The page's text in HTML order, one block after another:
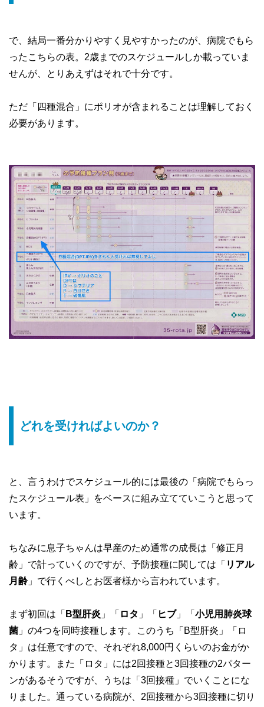
で、結局一番分かりやすく見やすかったのが、病院でもら
ったこちらの表。2歳までのスケジュールしか載っていま
せんが、とりあえずはそれで十分です。
ただ「四種混合」にポリオが含まれることは理解しておく
必要があります。
どれを受ければよいのか？
と、言うわけでスケジュール的には最後の「病院でもらっ
たスケジュール表」をベースに組み立てていこうと思って
います。
ちなみに息子ちゃんは早産のため通常の成長は「修正月
齢」で計っていくのですが、予防接種に関しては「 リアル
月齢 」で行くべしとお医者様から言われています。
まず初回は「 B型肝炎 」「 ロタ 」「 ヒブ」「 小児用肺炎球
菌 」の4つを同時接種します。このうち「B型肝炎」「ロ
タ」は任意ですので、それぞれ8,000円くらいのお金がか
かります。また「ロタ」には2回接種と3回接種の2パター
ンがあるそうですが、うちは「3回接種」でいくことにな
りました。通っている病院が、2回接種から3回接種に切り